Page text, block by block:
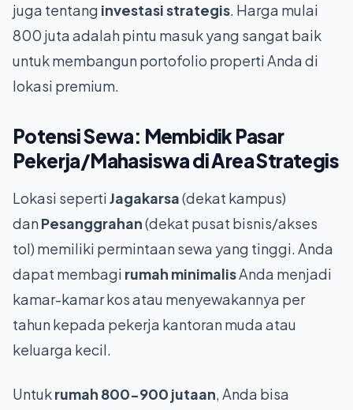
juga tentang investasi strategis. Harga mulai
800 juta adalah pintu masuk yang sangat baik
untuk membangun portofolio properti Anda di
lokasi premium.
Potensi Sewa: Membidik Pasar
Pekerja/Mahasiswa di Area Strategis
Lokasi sepertiJagakarsa(dekat kampus)
danPesanggrahan(dekat pusat bisnis/akses
tol) memiliki permintaan sewa yang tinggi. Anda
dapat membagi rumah minimalisAnda menjadi
kamar-kamar kos atau menyewakannya per
tahun kepada pekerja kantoran muda atau
keluarga kecil.
Untukrumah 800-900 jutaan, Anda bisa